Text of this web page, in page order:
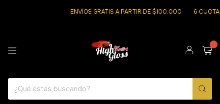
ENVÍOS GRATIS A PARTIR DE $100.000 6 CUOTAS SIN